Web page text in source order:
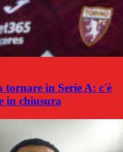
in Serie A: c'è
in chiusura